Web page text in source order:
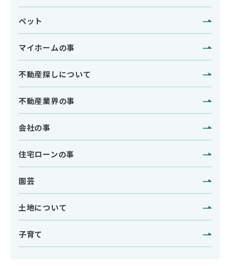
ペット
マイホームの事
不動産探しについて
不動産業界の事
会社の事
住宅ローンの事
園芸
土地について
子育て